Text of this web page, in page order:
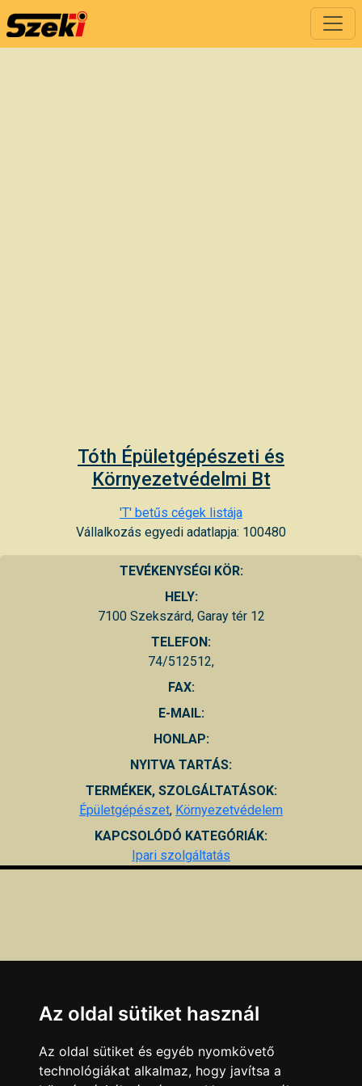
Tóth Épületgépészeti és
Környezetvédelmi Bt
'T' betűs cégek listája
Vállalkozás egyedi adatlapja: 100480
TEVÉKENYSÉGI KÖR:
HELY:
7100 Szekszárd, Garay tér 12
TELEFON:
74/512512,
FAX:
E-MAIL:
HONLAP:
NYITVA TARTÁS:
TERMÉKEK, SZOLGÁLTATÁSOK:
Épületgépészet, Környezetvédelem
KAPCSOLÓDÓ KATEGÓRIÁK:
Ipari szolgáltatás
Az oldal sütiket használ
Az oldal sütiket és egyéb nyomkövető
technológiákat alkalmaz, hogy javítsa a